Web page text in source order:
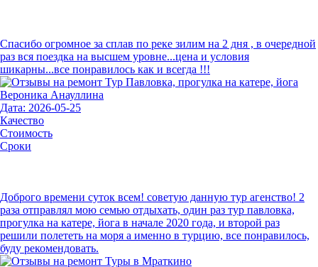
Спасибо огромное за сплав по реке зилим на 2 дня , в очередной
раз вся поездка на высшем уровне...цена и условия
шикарны...все понравилось как и всегда !!!
Вероника Анауллина
Дата: 2026-05-25
Качество
Стоимость
Сроки
Доброго времени суток всем! советую данную тур агенство! 2
раза отправлял мою семью отдыхать, один раз тур павловка,
прогулка на катере, йога в начале 2020 года, и второй раз
решили полететь на моря а именно в турцию, все понравилось,
буду рекомендовать.